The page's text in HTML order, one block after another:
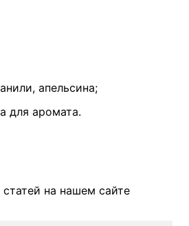
апельсина;
для аромата.
на нашем сайте